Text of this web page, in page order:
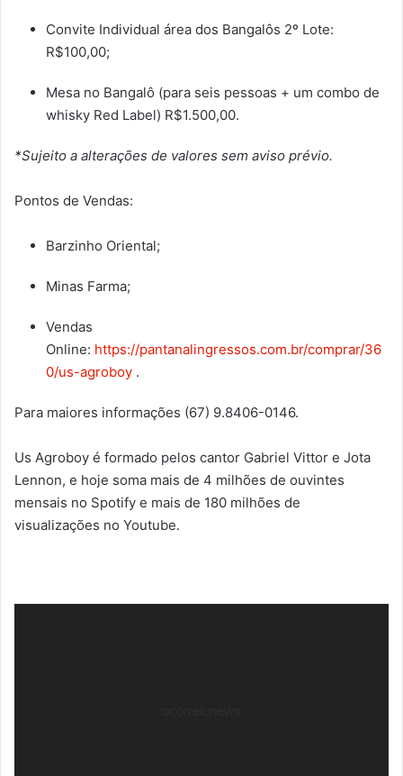
Convite Individual área dos Bangalôs 2º Lote:
R$100,00;
Mesa no Bangalô (para seis pessoas + um combo de
whisky Red Label) R$1.500,00.
*Sujeito a alterações de valores sem aviso prévio.
Pontos de Vendas:
Barzinho Oriental;
Minas Farma;
Vendas
Online: https://pantanalingressos.com.br/comprar/36
0/us-agroboy .
Para maiores informações (67) 9.8406-0146.
Us Agroboy é formado pelos cantor Gabriel Vittor e Jota
Lennon, e hoje soma mais de 4 milhões de ouvintes
mensais no Spotify e mais de 180 milhões de
visualizações no Youtube.